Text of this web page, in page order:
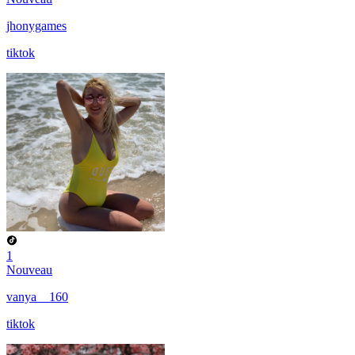
jhonygames
tiktok
1
Nouveau
vanya__160
tiktok